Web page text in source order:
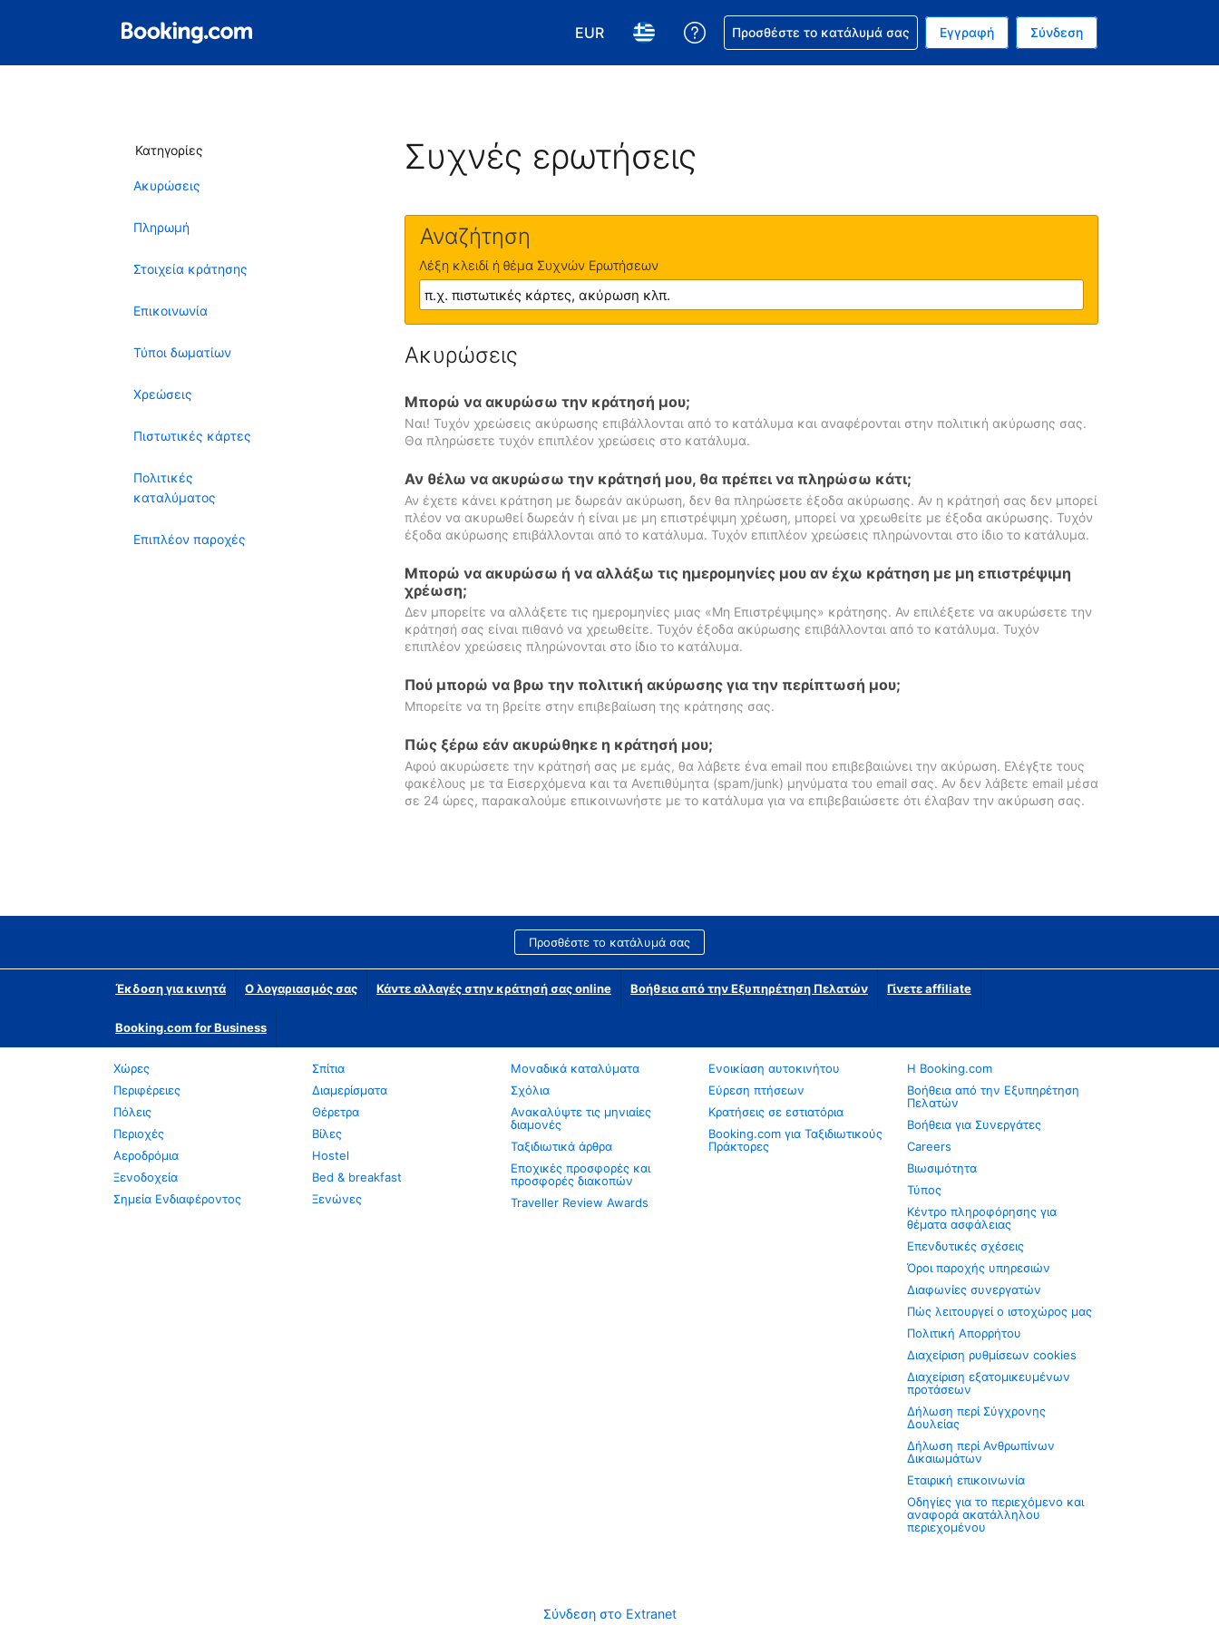
EUR
Επιλέξτε το νόμισμά σας. Το τωρινό σας νόμισμα είναι Ευρώ
Επιλέξτε τη γλώσσα σας. Η τωρινή σας γλώσσα είναι τα Ελληνικά
Βοήθεια για την κράτησή σας
Προσθέστε το κατάλυμά σας Εγγραφή Σύνδεση
Κατηγορίες
Ακυρώσεις
Πληρωμή
Στοιχεία κράτησης
Επικοινωνία
Τύποι δωματίων
Χρεώσεις
Πιστωτικές κάρτες
Πολιτικές
καταλύματος
Επιπλέον παροχές
Συχνές ερωτήσεις
Αναζήτηση
Λέξη κλειδί ή θέμα Συχνών Ερωτήσεων
Ακυρώσεις
Μπορώ να ακυρώσω την κράτησή μου;
Ναι! Τυχόν χρεώσεις ακύρωσης επιβάλλονται από το κατάλυμα και αναφέρονται στην πολιτική ακύρωσης σας.
Θα πληρώσετε τυχόν επιπλέον χρεώσεις στο κατάλυμα.
Αν θέλω να ακυρώσω την κράτησή μου, θα πρέπει να πληρώσω κάτι;
Αν έχετε κάνει κράτηση με δωρεάν ακύρωση, δεν θα πληρώσετε έξοδα ακύρωσης. Αν η κράτησή σας δεν μπορεί
πλέον να ακυρωθεί δωρεάν ή είναι με μη επιστρέψιμη χρέωση, μπορεί να χρεωθείτε με έξοδα ακύρωσης. Τυχόν
έξοδα ακύρωσης επιβάλλονται από το κατάλυμα. Τυχόν επιπλέον χρεώσεις πληρώνονται στο ίδιο το κατάλυμα.
Μπορώ να ακυρώσω ή να αλλάξω τις ημερομηνίες μου αν έχω κράτηση με μη επιστρέψιμη
χρέωση;
Δεν μπορείτε να αλλάξετε τις ημερομηνίες μιας «Μη Επιστρέψιμης» κράτησης. Αν επιλέξετε να ακυρώσετε την
κράτησή σας είναι πιθανό να χρεωθείτε. Τυχόν έξοδα ακύρωσης επιβάλλονται από το κατάλυμα. Τυχόν
επιπλέον χρεώσεις πληρώνονται στο ίδιο το κατάλυμα.
Πού μπορώ να βρω την πολιτική ακύρωσης για την περίπτωσή μου;
Μπορείτε να τη βρείτε στην επιβεβαίωση της κράτησης σας.
Πώς ξέρω εάν ακυρώθηκε η κράτησή μου;
Αφού ακυρώσετε την κράτησή σας με εμάς, θα λάβετε ένα email που επιβεβαιώνει την ακύρωση. Ελέγξτε τους
φακέλους με τα Εισερχόμενα και τα Ανεπιθύμητα (spam/junk) μηνύματα του email σας. Αν δεν λάβετε email μέσα
σε 24 ώρες, παρακαλούμε επικοινωνήστε με το κατάλυμα για να επιβεβαιώσετε ότι έλαβαν την ακύρωση σας.
Προσθέστε το κατάλυμά σας
Έκδοση για κινητά Ο λογαριασμός σας Κάντε αλλαγές στην κράτησή σας online Βοήθεια από την Εξυπηρέτηση Πελατών Γίνετε affiliate
Booking.com for Business
Χώρες
Περιφέρειες
Πόλεις
Περιοχές
Αεροδρόμια
Ξενοδοχεία
Σημεία Ενδιαφέροντος
Σπίτια
Διαμερίσματα
Θέρετρα
Βίλες
Hostel
Bed & breakfast
Ξενώνες
Μοναδικά καταλύματα
Σχόλια
Ανακαλύψτε τις μηνιαίες
διαμονές
Ταξιδιωτικά άρθρα
Εποχικές προσφορές και
προσφορές διακοπών
Traveller Review Awards
Ενοικίαση αυτοκινήτου
Εύρεση πτήσεων
Κρατήσεις σε εστιατόρια
Booking.com για Ταξιδιωτικούς
Πράκτορες
Η Booking.com
Βοήθεια από την Εξυπηρέτηση
Πελατών
Βοήθεια για Συνεργάτες
Careers
Βιωσιμότητα
Τύπος
Κέντρο πληροφόρησης για
θέματα ασφάλειας
Επενδυτικές σχέσεις
Όροι παροχής υπηρεσιών
Διαφωνίες συνεργατών
Πώς λειτουργεί ο ιστοχώρος μας
Πολιτική Απορρήτου
Διαχείριση ρυθμίσεων cookies
Διαχείριση εξατομικευμένων
προτάσεων
Δήλωση περί Σύγχρονης
Δουλείας
Δήλωση περί Ανθρωπίνων
Δικαιωμάτων
Εταιρική επικοινωνία
Οδηγίες για το περιεχόμενο και
αναφορά ακατάλληλου
περιεχομένου
Σύνδεση στο Extranet